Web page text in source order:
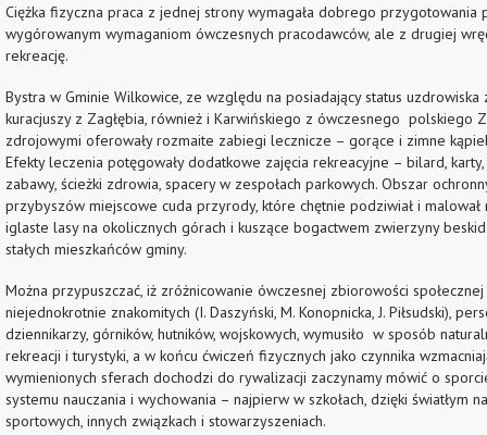
Ciężka fizyczna praca z jednej strony wymagała dobrego
wygórowanym wymaganiom ówczesnych pracodawców, ale z drugiej
rekreację.
Bystra w Gminie Wilkowice, ze względu na posiadający status uzdrowiska
kuracjuszy z Zagłębia, również i Karwińskiego z ówczesnego polskiego
zdrojowymi oferowały rozmaite zabiegi lecznicze – gorące i zimne
Efekty leczenia potęgowały dodatkowe zajęcia rekreacyjne – bilard,
zabawy, ścieżki zdrowia, spacery w zespołach parkowych. Obszar
przybyszów miejscowe cuda przyrody, które chętnie podziwiał i malował
iglaste lasy na okolicznych górach i kuszące bogactwem zwierzyny
stałych mieszkańców gminy.
Można przypuszczać, iż zróżnicowanie ówczesnej zbiorowości
niejednokrotnie znakomitych (I. Daszyński, M. Konopnicka, J. Piłsudski),
dziennikarzy, górników, hutników, wojskowych, wymusiło w sposób
rekreacji i turystyki, a w końcu ćwiczeń fizycznych jako czynnika
wymienionych sferach dochodzi do rywalizacji zaczynamy mówić o
systemu nauczania i wychowania – najpierw w szkołach, dzięki światłym
sportowych, innych związkach i stowarzyszeniach.